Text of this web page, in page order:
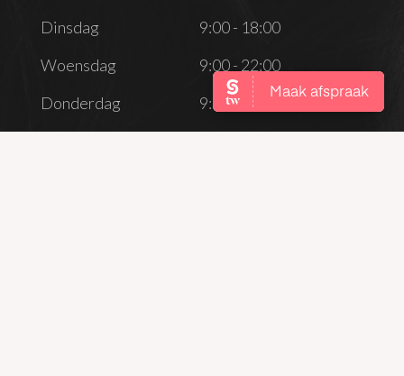
Dinsdag
9:00 - 18:00
Woensdag
9:00 - 22:00
Donderdag
9:00 - 18:00